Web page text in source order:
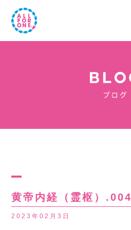
黄帝内経（霊枢）.004
2023年02月3日